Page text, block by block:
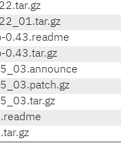
0.43.readme
0.43.tar.gz